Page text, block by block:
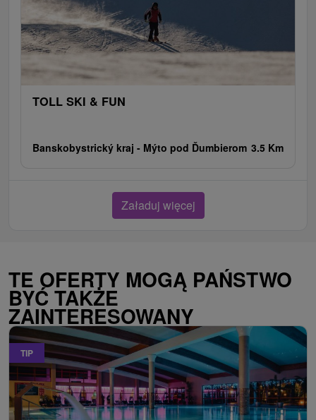
TOLL SKI & FUN
Banskobystrický kraj - Mýto pod Ďumbierom 3.5 Km
Załaduj więcej
TE OFERTY MOGĄ PAŃSTWO
BYĆ TAKŻE
ZAINTERESOWANY
TIP